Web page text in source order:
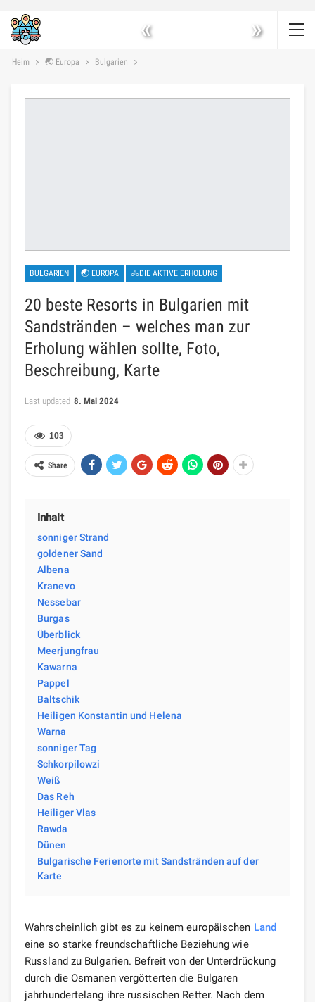
« »
Heim 🌏 Europa Bulgarien
BULGARIEN 🌏 EUROPA 🚴DIE AKTIVE ERHOLUNG
20 beste Resorts in Bulgarien mit
Sandstränden – welches man zur
Erholung wählen sollte, Foto,
Beschreibung, Karte
Last updated 8. Mai 2024
103
Share
Inhalt
sonniger Strand
goldener Sand
Albena
Kranevo
Nessebar
Burgas
Überblick
Meerjungfrau
Kawarna
Pappel
Baltschik
Heiligen Konstantin und Helena
Warna
sonniger Tag
Schkorpilowzi
Weiß
Das Reh
Heiliger Vlas
Rawda
Dünen
Bulgarische Ferienorte mit Sandstränden auf der
Karte
Wahrscheinlich gibt es zu keinem europäischen Land
eine so starke freundschaftliche Beziehung wie
Russland zu Bulgarien. Befreit von der Unterdrückung
durch die Osmanen vergötterten die Bulgaren
jahrhundertelang ihre russischen Retter. Nach dem